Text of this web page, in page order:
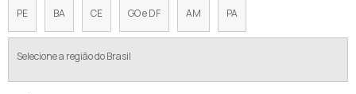
TELA DE ARAME GALVANIZADO PREÇO
VALOR DE TELA DE ALAMBRADO
PE BA CE GO e DF AM PA
Selecione a região do Brasil